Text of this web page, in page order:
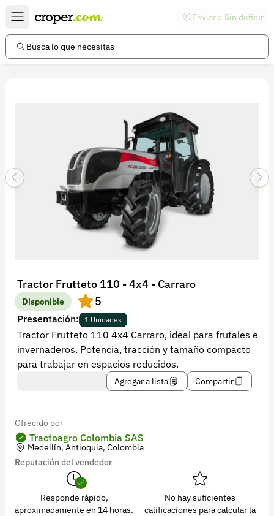
Enviar a Sin definir
Busca lo que necesitas
Tractor Frutteto 110 - 4x4 - Carraro
Disponible 5
Presentación: 1 Unidades
Tractor Frutteto 110 4x4 Carraro, ideal para frutales e
invernaderos. Potencia, tracción y tamaño compacto
para trabajar en espacios reducidos.
Agregar a lista Compartir
Ofrecido por
Tractoagro Colombia SAS
Medellín, Antioquia, Colombia
Reputación del vendedor
Responde rápido,
aproximadamente en 14 horas.
No hay suficientes
calificaciones para calcular la
Enlaces de interés
Preguntas frecuentes
Política de devoluciones
Política de privacidad
Recuperar contraseña
Contacto
Soporte
+57 323 2931928
Versión 5.45.0
Síguenos